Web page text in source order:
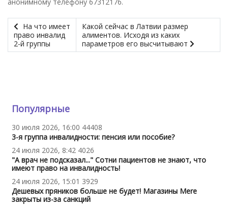
На что имеет
право инвалид
2-й группы
Какой сейчас в Латвии размер
алиментов. Исходя из каких
параметров его высчитывают
Популярные
30 июля 2026, 16:00 44408
3-я группа инвалидности: пенсия или пособие?
24 июля 2026, 8:42 4026
"А врач не подсказал..." Сотни пациентов не знают, что
имеют право на инвалидность!
24 июля 2026, 15:01 3929
Дешевых пряников больше не будет! Магазины Mere
закрыты из-за санкций